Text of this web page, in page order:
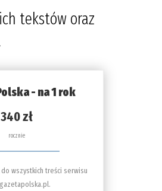
tekstów oraz
- na 1 rok
340 zł
rocznie
wszystkich treści serwisu